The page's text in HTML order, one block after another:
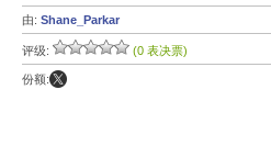
由: Shane_Parkar
评级: (0 表决票)
份额: